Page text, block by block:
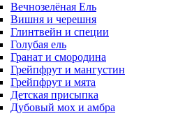
Вечнозелёная Ель
Вишня и черешня
Глинтвейн и специи
Голубая ель
Гранат и смородина
Грейпфрут и мангустин
Грейпфрут и мята
Детская присыпка
Дубовый мох и амбра